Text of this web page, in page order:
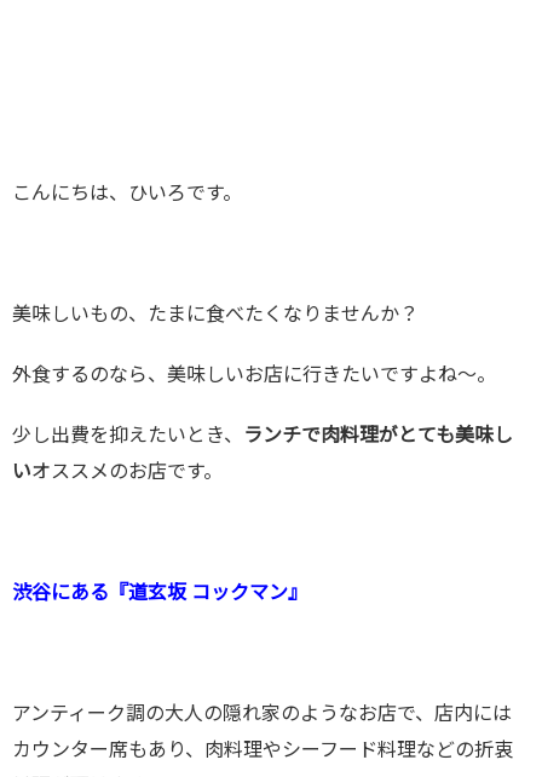
こんにちは、ひいろです。
美味しいもの、たまに食べたくなりませんか？
外食するのなら、美味しいお店に行きたいですよね〜。
少し出費を抑えたいとき、
ランチで肉料理がとても美味し
いオススメのお店です。
渋谷にある『道玄坂 コックマン』
アンティーク調の大人の隠れ家のようなお店で、店内には
カウンター席もあり、肉料理やシーフード料理などの折衷